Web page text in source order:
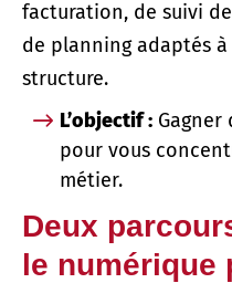
facturation, de suivi
de planning adaptés
structure.
L’objectif :
pour vous
métier.
Deux
le numérique